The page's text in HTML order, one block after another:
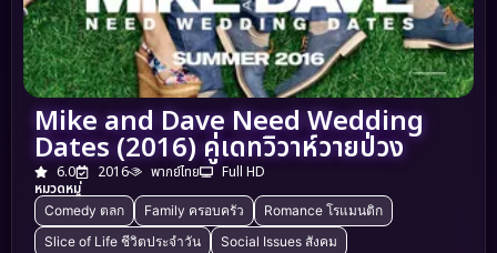
Mike and Dave Need Wedding
Dates (2016) คู่เดทวิวาห์วายป่วง
6.0 2016 พากย์ไทย
Full HD
หมวดหมู่
Comedy ตลก Family ครอบครัว
Romance โรแมนติก
Slice of Life ชีวิตประจำวัน
Social Issues สังคม